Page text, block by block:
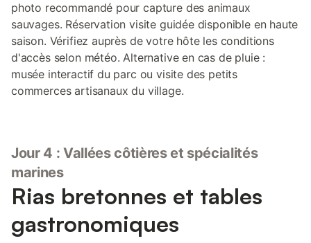
photo recommandé pour capture des animaux
sauvages. Réservation visite guidée disponible en haute
saison. Vérifiez auprès de votre hôte les conditions
d'accès selon météo. Alternative en cas de pluie :
musée interactif du parc ou visite des petits
commerces artisanaux du village.
Jour 4 : Vallées côtières et spécialités
marines
Rias bretonnes et tables
gastronomiques